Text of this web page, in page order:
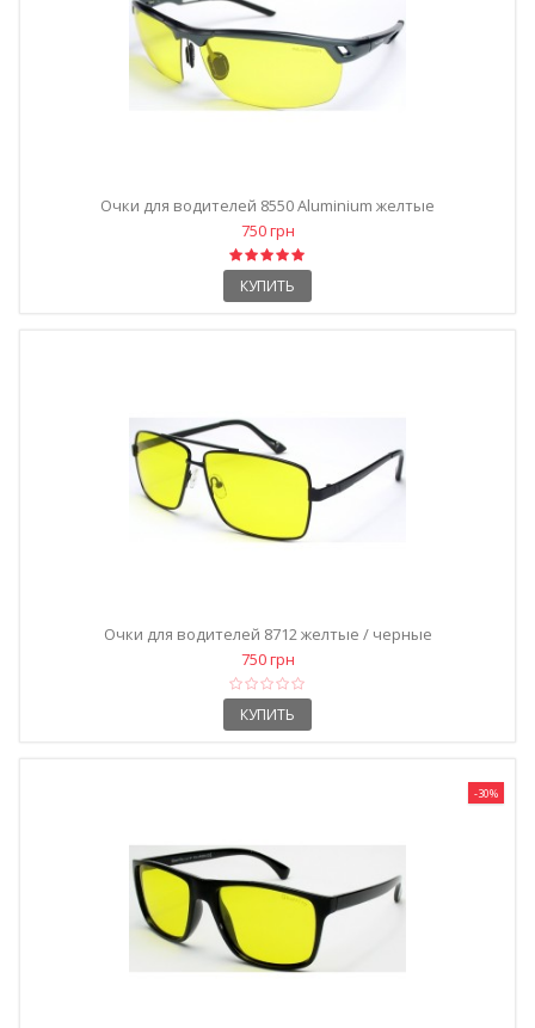
Очки для водителей 8550 Aluminium желтые
750 грн
КУПИТЬ
Очки для водителей 8712 желтые / черные
750 грн
КУПИТЬ
-30%